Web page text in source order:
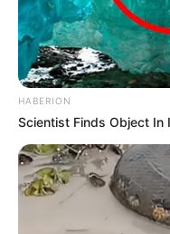
HABERION
Scientist Finds Object In